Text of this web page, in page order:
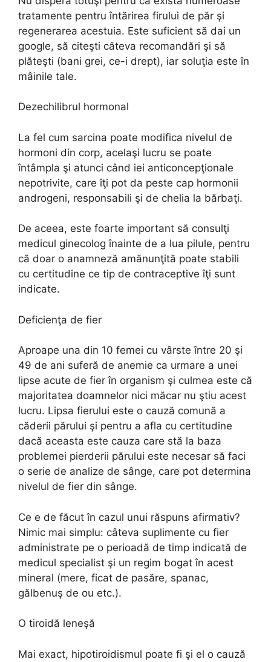
tratamente pentru întărirea firului de păr şi
regenerarea acestuia. Este suficient să dai un
google, să citeşti câteva recomandări şi să
plăteşti (bani grei, ce-i drept), iar soluţia este în
mâinile tale.
Dezechilibrul hormonal
La fel cum sarcina poate modifica nivelul de
hormoni din corp, acelaşi lucru se poate
întâmpla şi atunci când iei anticoncepţionale
nepotrivite, care îţi pot da peste cap hormonii
androgeni, responsabili şi de chelia la bărbaţi.
De aceea, este foarte important să consulţi
medicul ginecolog înainte de a lua pilule, pentru
că doar o anamneză amănunţită poate stabili
cu certitudine ce tip de contraceptive îţi sunt
indicate.
Deficienţa de fier
Aproape una din 10 femei cu vârste între 20 şi
49 de ani suferă de anemie ca urmare a unei
lipse acute de fier în organism şi culmea este că
majoritatea doamnelor nici măcar nu ştiu acest
lucru. Lipsa fierului este o cauză comună a
căderii părului şi pentru a afla cu certitudine
dacă aceasta este cauza care stă la baza
problemei pierderii părului este necesar să faci
o serie de analize de sânge, care pot determina
nivelul de fier din sânge.
Ce e de făcut în cazul unui răspuns afirmativ?
Nimic mai simplu: câteva suplimente cu fier
administrate pe o perioadă de timp indicată de
medicul specialist şi un regim bogat în acest
mineral (mere, ficat de pasăre, spanac,
gălbenuş de ou etc.).
O tiroidă leneşă
Mai exact, hipotiroidismul poate fi şi el o cauză